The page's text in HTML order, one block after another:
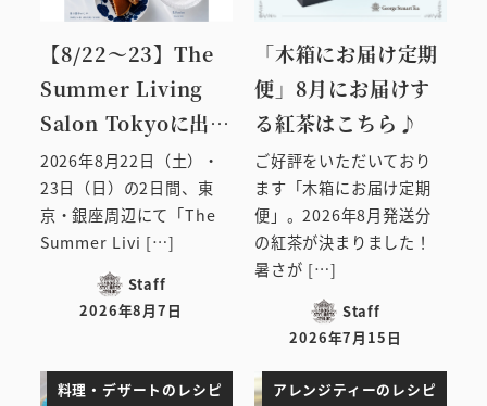
【8/22～23】The
Summer Living
Salon Tokyoに出…
2026年8月22日（土）・
23日（日）の2日間、東
京・銀座周辺にて「The
Summer Livi […]
Staff
投稿日
2026年8月7日
「木箱にお届け定期
便」8月にお届けす
る紅茶はこちら♪
ご好評をいただいており
ます「木箱にお届け定期
便」。2026年8月発送分
の紅茶が決まりました！
暑さが […]
Staff
投稿日
2026年7月15日
料理・デザートのレシピ アレンジティーのレシピ